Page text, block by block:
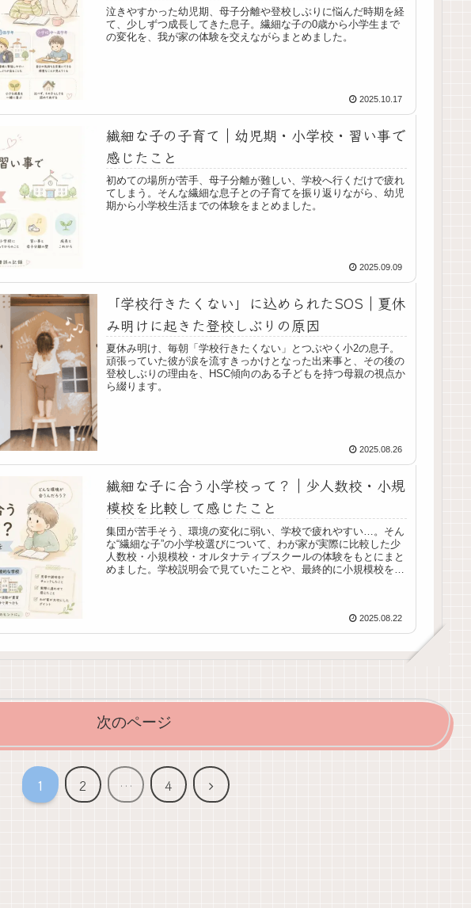
泣きやすかった幼児期、母子分離や登校しぶりに悩んだ時期を経
て、少しずつ成長してきた息子。繊細な子の0歳から小学生まで
の変化を、我が家の体験を交えながらまとめました。
2025.10.17
繊細な子の子育て｜幼児期・小学校・習い事で
感じたこと
初めての場所が苦手、母子分離が難しい、学校へ行くだけで疲れ
てしまう。そんな繊細な息子との子育てを振り返りながら、幼児
期から小学校生活までの体験をまとめました。
2025.09.09
「学校行きたくない」に込められたSOS｜夏休
み明けに起きた登校しぶりの原因
夏休み明け、毎朝「学校行きたくない」とつぶやく小2の息子。
頑張っていた彼が涙を流すきっかけとなった出来事と、その後の
登校しぶりの理由を、HSC傾向のある子どもを持つ母親の視点か
ら綴ります。
2025.08.26
繊細な子に合う小学校って？｜少人数校・小規
模校を比較して感じたこと
集団が苦手そう、環境の変化に弱い、学校で疲れやすい…。そん
な“繊細な子”の小学校選びについて、わが家が実際に比較した少
人数校・小規模校・オルタナティブスクールの体験をもとにまと
めました。学校説明会で見ていたことや、最終的に小規模校を選
2025.08.22
次のページ
1 2 … 4
次